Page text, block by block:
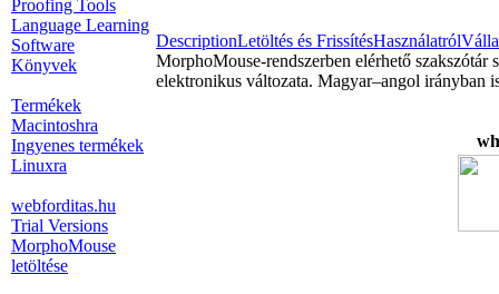
Proofing Tools
Language Learning
Software
Könyvek
Termékek
Macintoshra
Ingyenes termékek
Linuxra
webforditas.hu
Trial Versions
MorphoMouse
letöltése
DescriptionLetöltés és FrissítésHasználatról
MorphoMouse-rendszerben elérhető
elektronikus változata. Magyar–angol irányban